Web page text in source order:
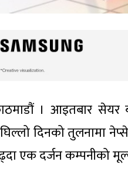
। आइतबार सेयर
दिनको तुलनामा
एक दर्जन कम्पनीको